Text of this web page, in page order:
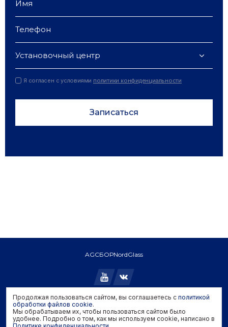
Установочный центр
Я согласен с условиями политики конфиденциальности
Записаться
AGCБОРNordGlass
Copyright © 2026 AGC. All rights reserved.
Политика конфиденциальности
Политика обработки файлов cookie
Продолжая пользоваться сайтом, вы соглашаетесь с политикой
обработки файлов cookie.
Мы обрабатываем их, чтобы пользоваться сайтом было
удобнее. Подробно о том, как мы используем cookie, написано в